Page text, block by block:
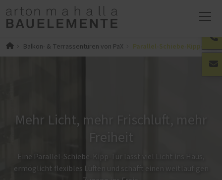
Balkon- & Terrassentüren von PaX Parallel-Schiebe-Kipp-Türen
Mehr Licht, mehr Frischluft, mehr
Freiheit
Eine Parallel-Schiebe-Kipp-Tür lässt viel Licht ins Haus,
ermöglicht flexibles Lüften und schafft einen weitläufigen